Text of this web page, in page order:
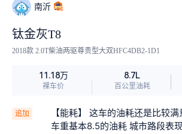
南沂
钛金灰T8
2018款 2.0T柴油两驱尊贵型大双HFC4DB2-1D1
11.18万
裸车价
8.7L
百公里油耗
追加
【能耗】 这车的油耗还是比较
车重基本8.5的油耗 城市路段表